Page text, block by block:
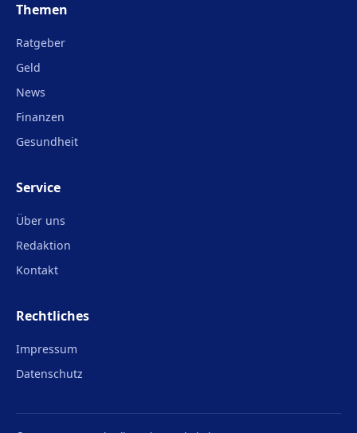
Themen
Ratgeber
Geld
News
Finanzen
Gesundheit
Service
Über uns
Redaktion
Kontakt
Rechtliches
Impressum
Datenschutz